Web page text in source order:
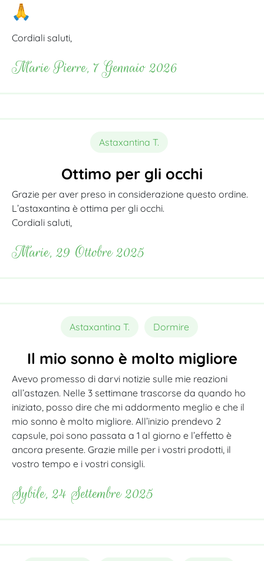
Cordiali saluti,
Marie Pierre, 7 Gennaio 2026
Astaxantina T.
Ottimo per gli occhi
Grazie per aver preso in considerazione questo ordine.
L’astaxantina è ottima per gli occhi.
Cordiali saluti,
Marie, 29 Ottobre 2025
Astaxantina T. Dormire
Il mio sonno è molto migliore
Avevo promesso di darvi notizie sulle mie reazioni
all’astazen. Nelle 3 settimane trascorse da quando ho
iniziato, posso dire che mi addormento meglio e che il
mio sonno è molto migliore. All’inizio prendevo 2
capsule, poi sono passata a 1 al giorno e l’effetto è
ancora presente. Grazie mille per i vostri prodotti, il
vostro tempo e i vostri consigli.
Sybile, 24 Settembre 2025